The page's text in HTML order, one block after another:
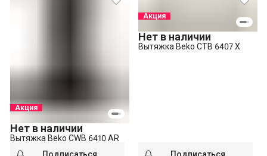
Акция
Нет в наличии
Вытяжка Beko CWB 6410 AR
Акция
Нет в наличии
Вытяжка Beko CTB 6407 X